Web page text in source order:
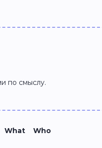
по смыслу.
What Who